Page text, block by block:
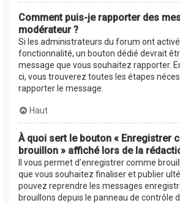
Comment puis-je rapporter des
modérateur ?
Si les administrateurs du forum ont
fonctionnalité, un bouton dédié devrait
message que vous souhaitez rapporter.
ci, vous trouverez toutes les étapes
rapporter le message.
Haut
À quoi sert le bouton « Enregistrer
brouillon » affiché lors de la
Il vous permet d’enregistrer comme
que vous souhaitez finaliser et publier
pouvez reprendre les messages
brouillons depuis le panneau de contrôle